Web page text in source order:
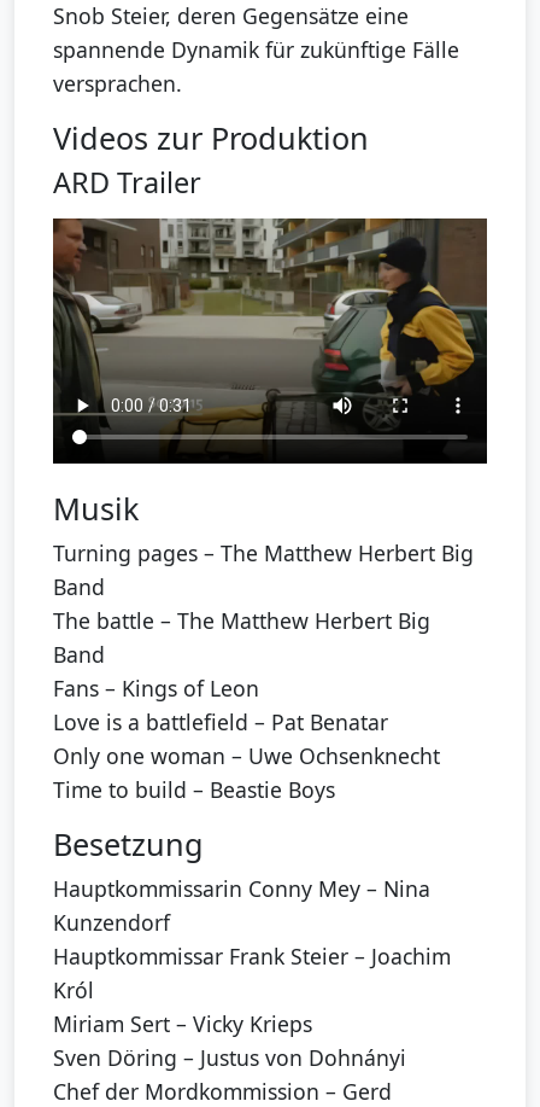
Snob Steier, deren Gegensätze eine
spannende Dynamik für zukünftige Fälle
versprachen.
Videos zur Produktion
ARD Trailer
Musik
Turning pages – The Matthew Herbert Big
Band
The battle – The Matthew Herbert Big
Band
Fans – Kings of Leon
Love is a battlefield – Pat Benatar
Only one woman – Uwe Ochsenknecht
Time to build – Beastie Boys
Besetzung
Hauptkommissarin Conny Mey – Nina
Kunzendorf
Hauptkommissar Frank Steier – Joachim
Król
Miriam Sert – Vicky Krieps
Sven Döring – Justus von Dohnányi
Chef der Mordkommission – Gerd